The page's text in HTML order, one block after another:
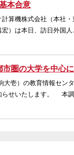
本合意
算機株式会社（本社
）は本日、訪日外国
圏の大学を中心に
壱）の教育情報セン
らせいたします。 本